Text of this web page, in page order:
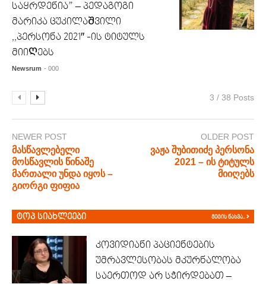
საყრდენია” – პედაგოგი
მარიკა ცუკილაᲨვილი
,,პერსონა 2021″ -ის ტიტულს
მიიᲦებს
Newsrum - 000
3 / 38 Posts
NEWER POST
მასწავლებელი
მოსწავლის წინაშე
მართალი უნდა იყოს –
გიორგი ფიფია
OLDER POST
ვაჟა შუბითიძე პერსონა
2021 – ის ტიტულს
მიიღებს
ტოპ სიახლეები მეტის ნახვა..
კოვიდიანი პაციენტების
უმრავლესობას მკურნალობა
საერთოდ არ სჭირდებათ –